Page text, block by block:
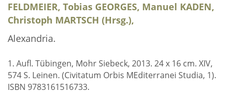
FELDMEIER, Tobias GEORGES, Manuel KADEN,
Christoph MARTSCH (Hrsg.),
Alexandria.
1. Aufl. Tübingen, Mohr Siebeck, 2013. 24 x 16 cm. XIV,
574 S. Leinen. (Civitatum Orbis MEditerranei Studia, 1).
ISBN 9783161516733.